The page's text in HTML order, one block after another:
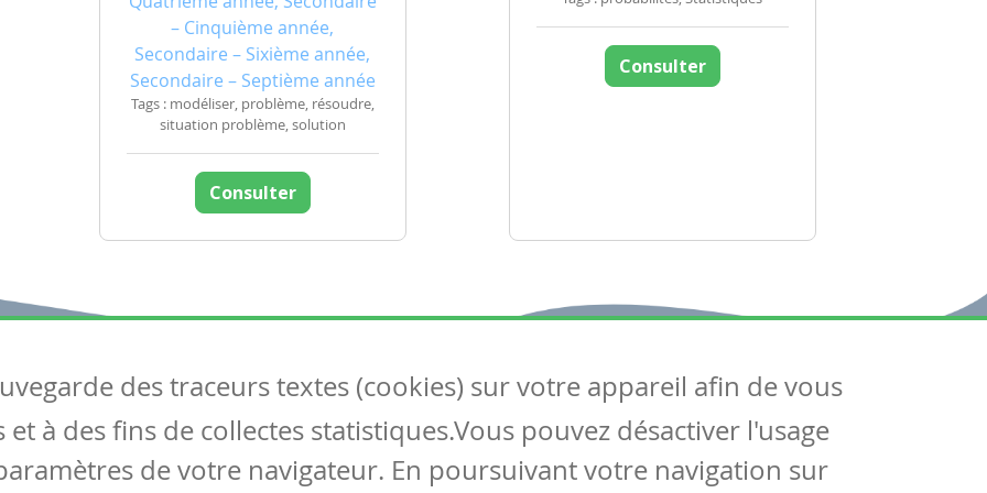
– Cinquième année,
Secondaire – Sixième année,
Secondaire – Septième année
Tags : modéliser, problème, résoudre,
situation problème, solution
Consulter
Consulter
Articles
Tous les articles
Articles DYS
Suivez-nous
Contactez-nous
Soutien scolaire
des traceurs textes (cookies) sur votre appareil afin de vous
à des fins de collectes statistiques.Vous pouvez désactiver l'usage
de votre navigateur. En poursuivant votre navigation sur